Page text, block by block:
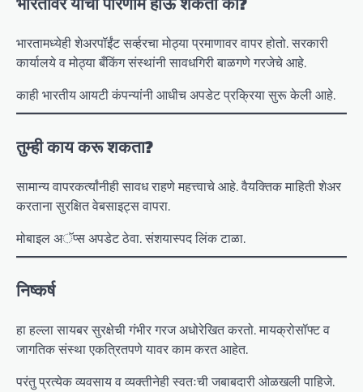
भारतामध्येही शेअरपॉईंट सर्व्हरचा मोठ्या प्रमाणावर वापर होतो. सरकारी
कार्यालये व मोठ्या बँकिंग संस्थांनी सावधगिरी बाळगणे गरजेचे आहे.
काही भारतीय आयटी कंपन्यांनी आधीच अपडेट प्रक्रिया सुरू केली आहे.
तुम्ही काय करू शकता?
सामान्य वापरकर्त्यांनीही सावध राहणे महत्त्वाचे आहे. वैयक्तिक माहिती शेअर
करताना सुरक्षित वेबसाइट्स वापरा.
मोबाइल अॅप्स अपडेट ठेवा. संशयास्पद लिंक टाळा.
निष्कर्ष
हा हल्ला सायबर सुरक्षेची गंभीर गरज अधोरेखित करतो. मायक्रोसॉफ्ट व
जागतिक संस्था एकत्रितपणे यावर काम करत आहेत.
परंतु प्रत्येक व्यवसाय व व्यक्तीनेही स्वतःची जबाबदारी ओळखली पाहिजे.